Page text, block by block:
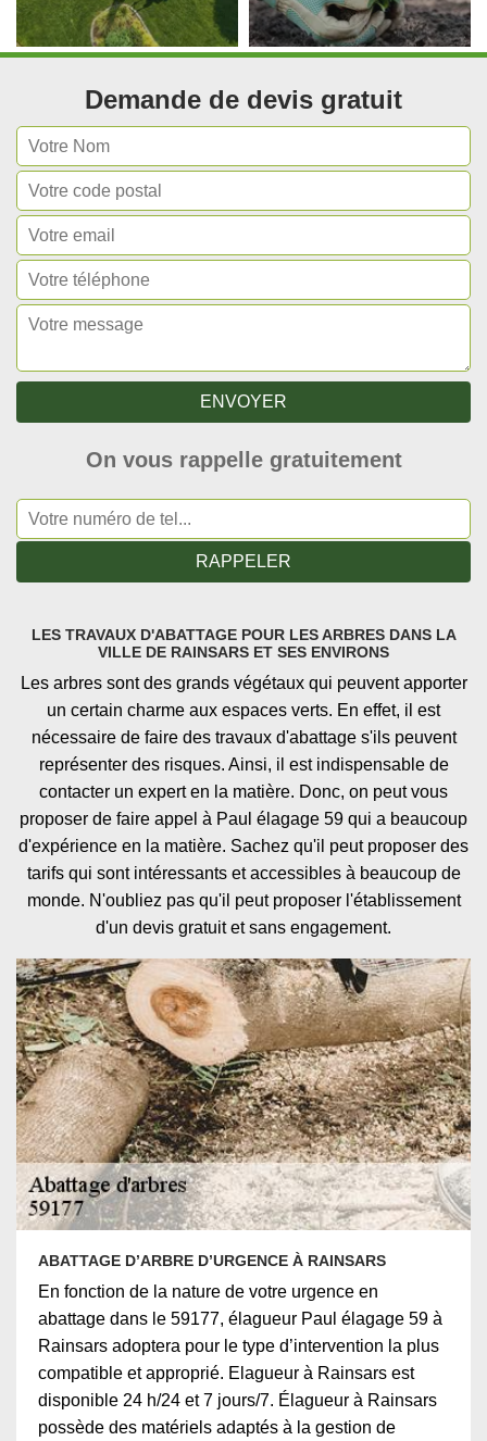
Demande de devis gratuit
On vous rappelle gratuitement
LES TRAVAUX D'ABATTAGE POUR LES ARBRES DANS LA
VILLE DE RAINSARS ET SES ENVIRONS
Les arbres sont des grands végétaux qui peuvent apporter
un certain charme aux espaces verts. En effet, il est
nécessaire de faire des travaux d'abattage s'ils peuvent
représenter des risques. Ainsi, il est indispensable de
contacter un expert en la matière. Donc, on peut vous
proposer de faire appel à Paul élagage 59 qui a beaucoup
d'expérience en la matière. Sachez qu'il peut proposer des
tarifs qui sont intéressants et accessibles à beaucoup de
monde. N'oubliez pas qu'il peut proposer l'établissement
d'un devis gratuit et sans engagement.
ABATTAGE D’ARBRE D’URGENCE À RAINSARS
En fonction de la nature de votre urgence en
abattage dans le 59177, élagueur Paul élagage 59 à
Rainsars adoptera pour le type d’intervention la plus
compatible et approprié. Elagueur à Rainsars est
disponible 24 h/24 et 7 jours/7. Élagueur à Rainsars
possède des matériels adaptés à la gestion de